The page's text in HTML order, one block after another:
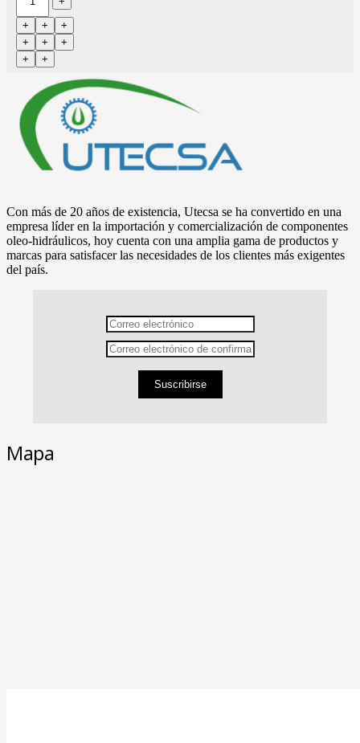
Con más de 20 años de existencia, Utecsa se ha convertido en una
empresa líder en la importación y comercialización de componentes
oleo-hidráulicos, hoy cuenta con una amplia gama de productos y
marcas para satisfacer las necesidades de los clientes más exigentes
del país.
Suscribirse
Mapa